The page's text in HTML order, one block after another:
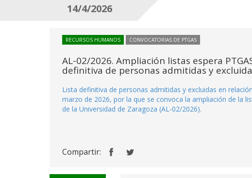
14/4/2026
RECURSOS HUMANOS CONVOCATORIAS DE PTGAS
AL-02/2026. Ampliación listas espera
definitiva de personas admitidas y
Lista definitiva de personas admitidas y excluidas en
marzo de 2026, por la que se convoca la ampliación de la
de la Universidad de Zaragoza (AL-02/2026).
Compartir: